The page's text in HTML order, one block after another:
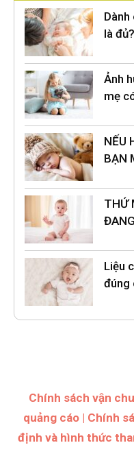
là đủ?
Ảnh
mẹ
NẾU
BẠN
THỨ
Liệu
đúng
Chính sách vận
quảng cáo| Chính
định và hình thức